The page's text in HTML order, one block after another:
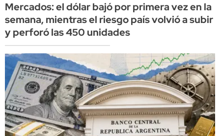
Mercados: el dólar bajó por primera vez en la
semana, mientras el riesgo país volvió a subir
y perforó las 450 unidades